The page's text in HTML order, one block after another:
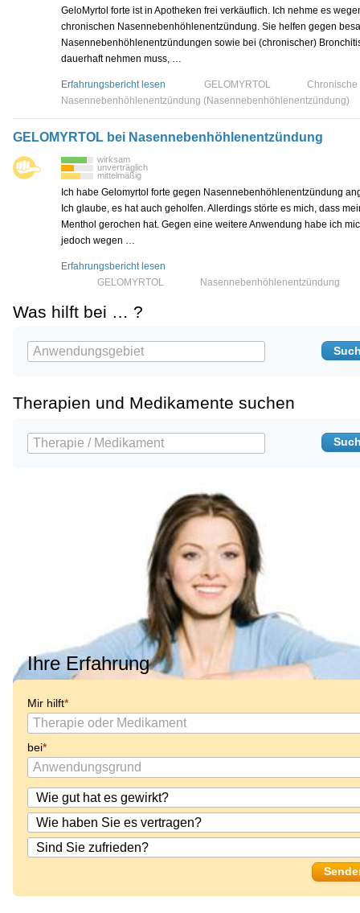
GeloMyrtol forte ist in Apotheken frei verkäuflich. Ich nehme es
chronischen Nasennebenhöhlenentzündung. Sie helfen gegen
Nasennebenhöhlenentzündungen sowie bei (chronischer)
dauerhaft nehmen muss, …
Erfahrungsbericht lesen GELOMYRTOL
Chronische
Nasennebenhöhlenentzündung (Nasennebenhöhlenentzündung)
GELOMYRTOL bei Nasennebenhöhlenentzündung
wirksam
unverträglich
mittelmäßig
Ich habe Gelomyrtol forte gegen Nasennebenhöhlenentzündung
Ich glaube, es hat auch geholfen. Allerdings störte es mich, dass
Menthol gerochen hat. Gegen eine weitere Anwendung habe ich
jedoch wegen …
Erfahrungsbericht lesen
GELOMYRTOL
Nasennebenhöhlenentzündung
Was hilft bei … ?
Therapien und Medikamente suchen
Ihre Erfahrung
Mir hilft
bei